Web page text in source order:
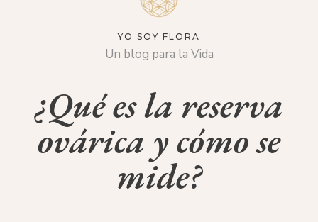
YO SOY FLORA
Un blog para la Vida
¿Qué es la reserva
ovárica y cómo se
mide?